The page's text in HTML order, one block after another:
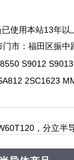
门市：福田区振中
公司：福田区
120号赛格科技园
S9012
2SC1623
2SK3018
DTC143EK/EE/